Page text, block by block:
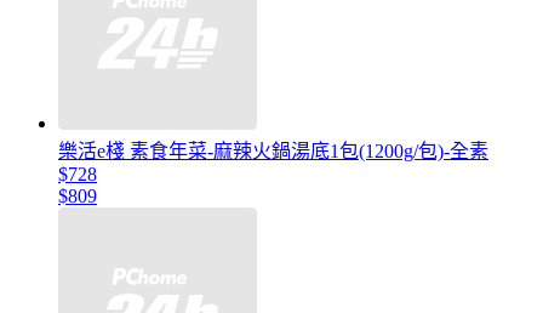
樂活e棧 素食年菜-麻辣火鍋湯底1包(1200g/包)-全素
$728
$809